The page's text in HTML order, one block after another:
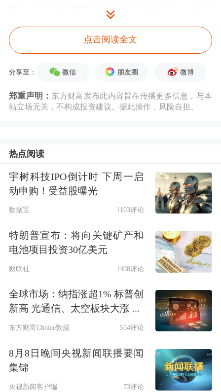
圈、互联网圈等高度关注的事件。尤其
在过去十余年间，多位中国企业家和投
资人曾高价竞得午餐资格，一度成为热
门话题。
公开资料显示，“巴菲特慈善午餐”始于
公开拍卖，中标者可最多带7人与巴菲
特共进午餐。
今年的拍卖，是该活动在2022年“最后
一届”之后，重新回归。与以往不同的
是，此次午餐加入了NBA球星斯蒂芬·
库里夫妇，慈善受益方也扩展为格莱德
基金会和由库里家族创立的“吃·学·
玩”基金会。
示：“多年来，我见证了商界与创新非
营利组织如何携手创造真正的改变，我
点击阅读全文
分享至： 微信 朋友圈 微博
郑重声明： 东方财富发布此内容旨在传播更多信息，与本
站立场无关，不构成投资建议。据此操作，风险自担。
热点阅读
宇树科技IPO倒计时 下周一启
动申购！受益股曝光
数据宝 1103评论
特朗普宣布：将向关键矿产和
电池项目投资30亿美元
财联社 1408评论
全球市场：纳指涨超1% 标普创
新高 光通信、太空板块大涨 ...
东方财富Choice数据 554评论
8月8日晚间央视新闻联播要闻
集锦
央视新闻客户端 73评论